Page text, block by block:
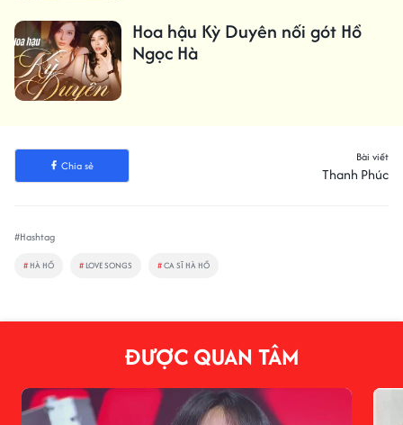
Hoa hậu Kỳ Duyên nối gót Hồ
Ngọc Hà
Chia sẻ
Bài viết
Thanh Phúc
#Hashtag
# HÀ HỒ # LOVE SONGS #CA SĨ HÀ HỒ
ĐƯỢC QUAN TÂM